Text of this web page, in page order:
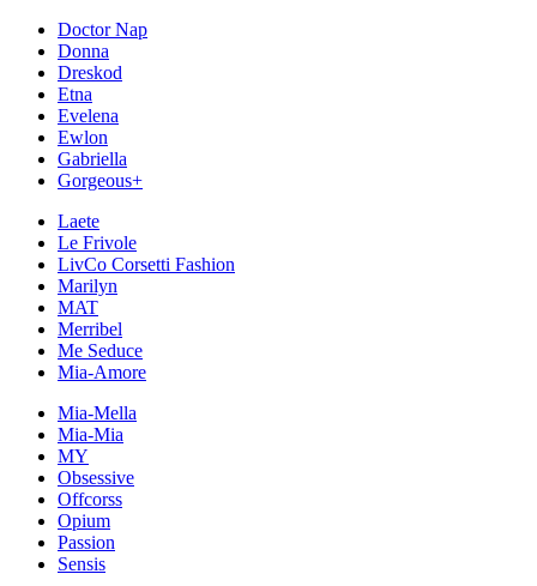
Doctor Nap
Donna
Dreskod
Etna
Evelena
Ewlon
Gabriella
Gorgeous+
Laete
Le Frivole
LivCo Corsetti Fashion
Marilyn
MAT
Merribel
Me Seduce
Mia-Amore
Mia-Mella
Mia-Mia
MY
Obsessive
Offcorss
Opium
Passion
Sensis